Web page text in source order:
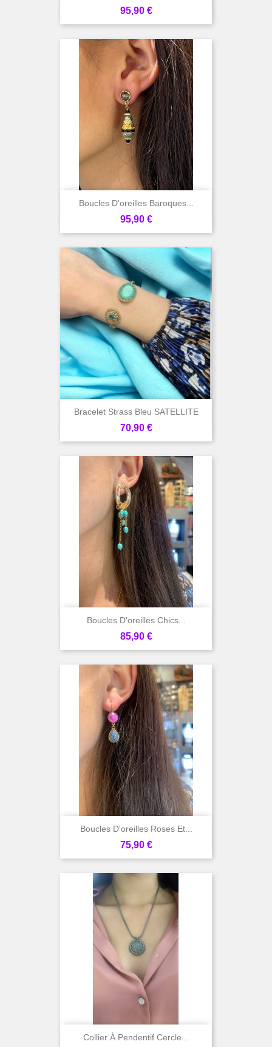
Prix
95,90 €
Boucles D'oreilles Baroques...
Prix
95,90 €
Bracelet Strass Bleu SATELLITE
Prix
70,90 €
Boucles D'oreilles Chics...
Prix
85,90 €
Boucles D'oreilles Roses Et...
Prix
75,90 €
Collier À Pendentif Cercle...